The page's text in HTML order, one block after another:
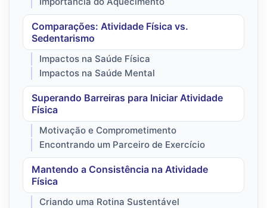
Comparações: Atividade Física vs.
Sedentarismo
Impactos na Saúde Física
Impactos na Saúde Mental
Superando Barreiras para Iniciar Atividade
Física
Motivação e Comprometimento
Encontrando um Parceiro de Exercício
Mantendo a Consistência na Atividade
Física
Criando uma Rotina Sustentável